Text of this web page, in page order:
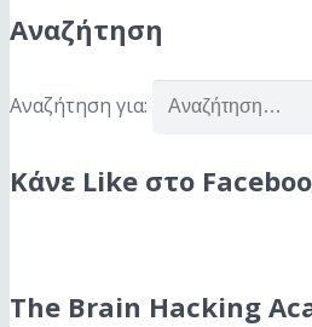
Αναζήτηση
Αναζήτηση για:
Κάνε Like στο
The Brain Hacking